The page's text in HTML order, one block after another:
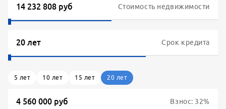
Стоимость недвижимости
Взнос: 32%
Срок кредита
5 лет 10 лет 15 лет 20 лет